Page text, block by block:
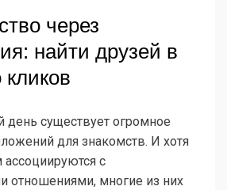
через
найти друзей в
кликов
день существует огромное
для знакомств. И хотя
с
отношениями, многие из них